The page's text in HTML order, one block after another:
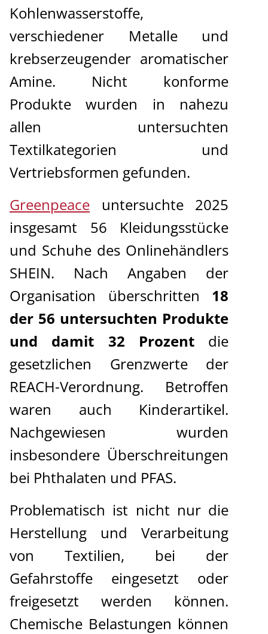
Kohlenwasserstoffe,
verschiedener Metalle und
krebserzeugender aromatischer
Amine. Nicht konforme
Produkte wurden in nahezu
allen untersuchten
Textilkategorien und
Vertriebsformen gefunden.
Greenpeace untersuchte 2025
insgesamt 56 Kleidungsstücke
und Schuhe des Onlinehändlers
SHEIN. Nach Angaben der
Organisation überschritten 18
der 56 untersuchten Produkte
und damit 32 Prozentdie
gesetzlichen Grenzwerte der
REACH-Verordnung. Betroffen
waren auch Kinderartikel.
Nachgewiesen wurden
insbesondere Überschreitungen
bei Phthalaten und PFAS.
Problematisch ist nicht nur die
Herstellung und Verarbeitung
von Textilien, bei der
Gefahrstoffe eingesetzt oder
freigesetzt werden können.
Chemische Belastungen können